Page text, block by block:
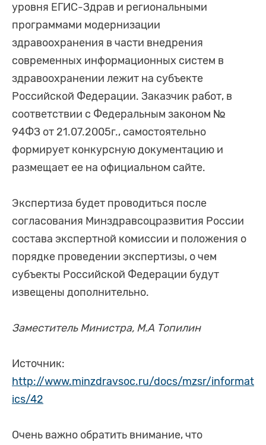
уровня ЕГИС-Здрав и региональными
программами модернизации
здравоохранения в части внедрения
современных информационных систем в
здравоохранении лежит на субъекте
Российской Федерации. Заказчик работ, в
соответствии с Федеральным законом №
94ФЗ от 21.07.2005г., самостоятельно
формирует конкурсную документацию и
размещает ее на официальном сайте.
Экспертиза будет проводиться после
согласования Минздравсоцразвития России
состава экспертной комиссии и положения о
порядке проведении экспертизы, о чем
субъекты Российской Федерации будут
извещены дополнительно.
Заместитель Министра, М.А Топилин
Источник:
http://www.minzdravsoc.ru/docs/mzsr/informat
ics/42
Очень важно обратить внимание, что